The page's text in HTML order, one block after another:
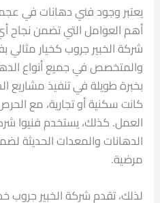
يعتبر وجود فني دهانات في
أهم العوامل التي تضمن نجاح
شركة الخبير جروب كخيار مثالي
والمتخصص في جميع أنواع
بخبرة طويلة في تنفيذ مشاريع
كانت سكنية أو تجارية، مع
العمل. كذلك، يستخدم فنيوا
الدهانات والمعدات الحديثة
مرضية.
لذلك، تقدم شركة الخبير جروب